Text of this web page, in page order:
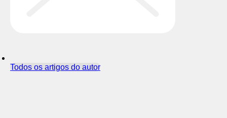
Todos os artigos do autor